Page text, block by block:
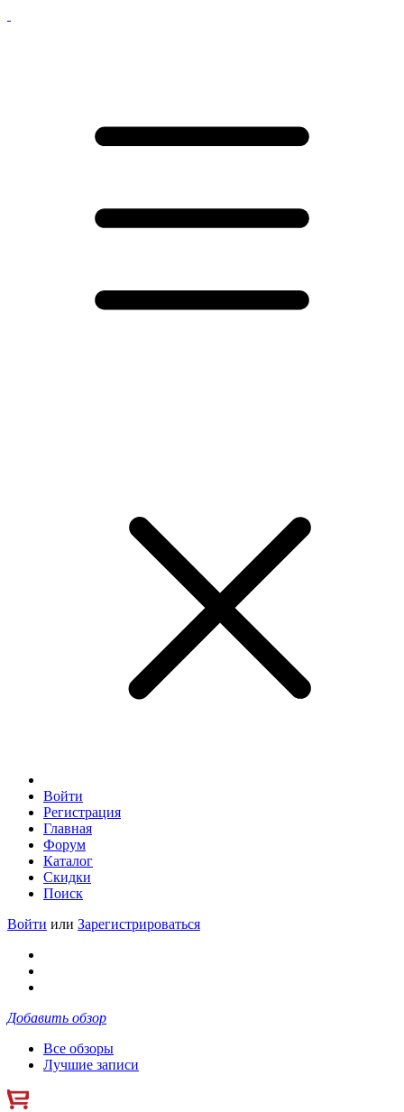
Войти
Регистрация
Главная
Форум
Каталог
Скидки
Поиск
Войти или Зарегистрироваться
Добавить обзор
Все обзоры
Лучшие записи